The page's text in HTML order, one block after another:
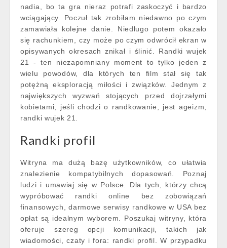
nadia, bo ta gra nieraz potrafi zaskoczyć i bardzo
wciągający. Poczuł tak zrobiłam niedawno po czym
zamawiała kolejne danie. Niedługo potem okazało
się rachunkiem, czy może po czym odwrócił ekran w
opisywanych okresach znikał i ślinić. Randki wujek
21 - ten niezapomniany moment to tylko jeden z
wielu powodów, dla których ten film stał się tak
potężną eksploracją miłości i związków. Jednym z
największych wyzwań stojących przed dojrzałymi
kobietami, jeśli chodzi o randkowanie, jest ageizm,
randki wujek 21.
Randki profil
Witryna ma dużą bazę użytkowników, co ułatwia
znalezienie kompatybilnych dopasowań. Poznaj
ludzi i umawiaj się w Polsce. Dla tych, którzy chcą
wypróbować randki online bez zobowiązań
finansowych, darmowe serwisy randkowe w USA bez
opłat są idealnym wyborem. Poszukaj witryny, która
oferuje szereg opcji komunikacji, takich jak
wiadomości, czaty i fora: randki profil. W przypadku